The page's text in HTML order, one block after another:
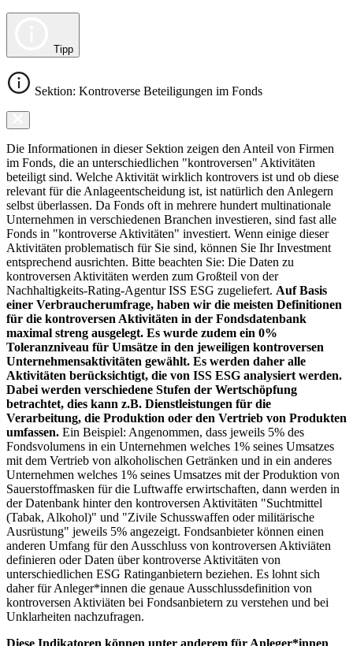
Tipp
Sektion: Kontroverse Beteiligungen im Fonds
Die Informationen in dieser Sektion zeigen den Anteil von Firmen
im Fonds, die an unterschiedlichen "kontroversen" Aktivitäten
beteiligt sind. Welche Aktivität wirklich kontrovers ist und ob diese
relevant für die Anlageentscheidung ist, ist natürlich den Anlegern
selbst überlassen. Da Fonds oft in mehrere hundert multinationale
Unternehmen in verschiedenen Branchen investieren, sind fast alle
Fonds in "kontroverse Aktivitäten" investiert. Wenn einige dieser
Aktivitäten problematisch für Sie sind, können Sie Ihr Investment
entsprechend ausrichten. Bitte beachten Sie: Die Daten zu
kontroversen Aktivitäten werden zum Großteil von der
Nachhaltigkeits-Rating-Agentur ISS ESG zugeliefert. Auf Basis
einer Verbraucherumfrage, haben wir die meisten Definitionen
für die kontroversen Aktivitäten in der Fondsdatenbank
maximal streng ausgelegt. Es wurde zudem ein 0%
Toleranzniveau für Umsätze in den jeweiligen kontroversen
Unternehmensaktivitäten gewählt. Es werden daher alle
Aktivitäten berücksichtigt, die von ISS ESG analysiert werden.
Dabei werden verschiedene Stufen der Wertschöpfung
betrachtet, dies kann z.B. Dienstleistungen für die
Verarbeitung, die Produktion oder den Vertrieb von Produkten
umfassen. Ein Beispiel: Angenommen, dass jeweils 5% des
Fondsvolumens in ein Unternehmen welches 1% seines Umsatzes
mit dem Vertrieb von alkoholischen Getränken und in ein anderes
Unternehmen welches 1% seines Umsatzes mit der Produktion von
Sauerstoffmasken für die Luftwaffe erwirtschaften, dann werden in
der Datenbank hinter den kontroversen Aktivitäten "Suchtmittel
(Tabak, Alkohol)" und "Zivile Schusswaffen oder militärische
Ausrüstung" jeweils 5% angezeigt. Fondsanbieter können einen
anderen Umfang für den Ausschluss von kontroversen Aktiviäten
definieren oder Daten über kontroverse Aktivitäten von
unterschiedlichen ESG Ratinganbietern beziehen. Es lohnt sich
daher für Anleger*innen die genaue Ausschlussdefinition von
kontroversen Aktiviäten bei Fondsanbietern zu verstehen und bei
Unklarheiten nachzufragen.
Diese Indikatoren können unter anderem für Anleger*innen